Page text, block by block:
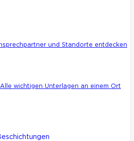
und Standorte entdecken
Alle wichtigen Unterlagen an einem Ort